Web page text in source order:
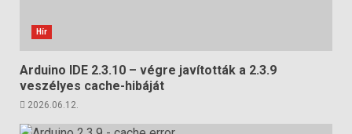
Hír
Arduino IDE 2.3.10 – végre javították a 2.3.9
veszélyes cache-hibáját
2026.06.12.